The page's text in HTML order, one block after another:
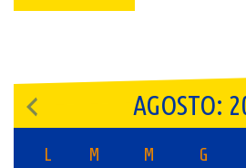
AGOSTO:
L M M G